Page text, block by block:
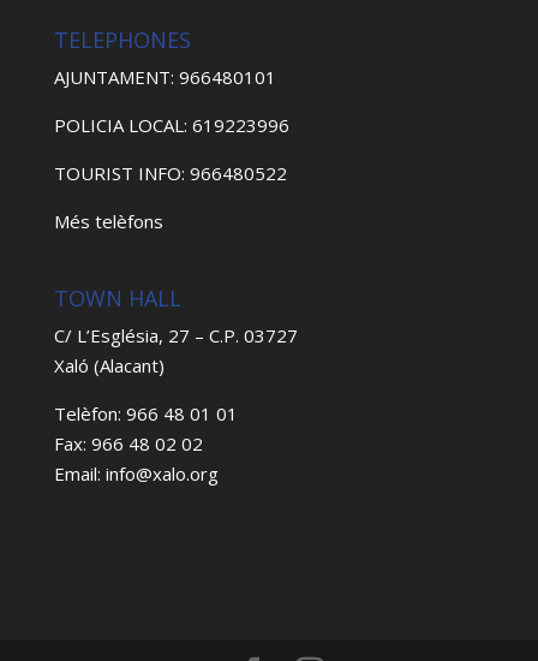
TELEPHONES
AJUNTAMENT: 966480101
POLICIA LOCAL: 619223996
TOURIST INFO: 966480522
Més telèfons
TOWN HALL
C/ L’Església, 27 – C.P. 03727
Xaló (Alacant)
Telèfon: 966 48 01 01
Fax: 966 48 02 02
Email: info@xalo.org